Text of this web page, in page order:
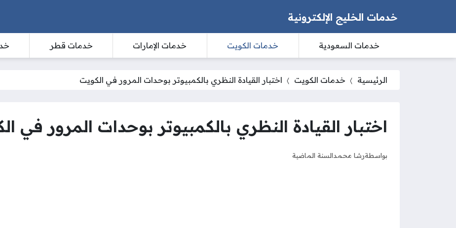
خدمات الخليج الإلكترونية
خدمات السعودية خدمات الكويت خدمات الإمارات خدمات قطر
الرئيسية خدمات الكويت اختبار القيادة النظري بالكمبيوتر بوحدات المرور في الكويت
اختبار القيادة النظري بالكمبيوتر بوحدات المرور في
بواسطةرشا محمدالسنة الماضية